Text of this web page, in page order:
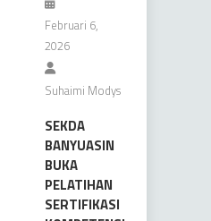
Februari 6,
2026
Suhaimi Modys
SEKDA
BANYUASIN
BUKA
PELATIHAN
SERTIFIKASI